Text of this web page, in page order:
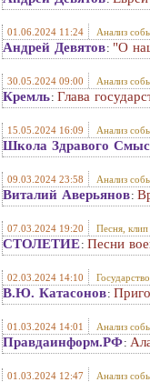
01.06.2024 11:24 Анализ
Андрей Девятов: "О
30.05.2024 09:00 Анализ
Кремль: Глава
15.05.2024 16:09 Анализ
Школа Здравого
09.03.2024 23:58 Анализ
Виталий Аверьянов:
07.03.2024 19:20 Песня, клип
СТОЛЕТИЕ: Песни
02.03.2024 14:10 Государство
В.Ю. Катасонов:
01.03.2024 14:01 Анализ
Правдаинформ.РФ:
01.03.2024 12:47 Анализ